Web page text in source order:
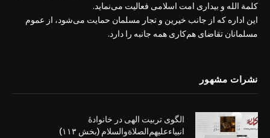
کلمة الله و بیداری امت اسلامی فعالیت می‌نماید.
این اداره که از جانب خیرین و تجار مسلمان حمایت می‌شود، از عموم
مسلمانان تقاضای هم‌کاری همه جانبه را دارد.
نشرات مشهور
الگوی تربیت الهی در خانوادۀ
انبیاءعلیهم‌الصلاةو‌السلام (بخش ۱۱۳)